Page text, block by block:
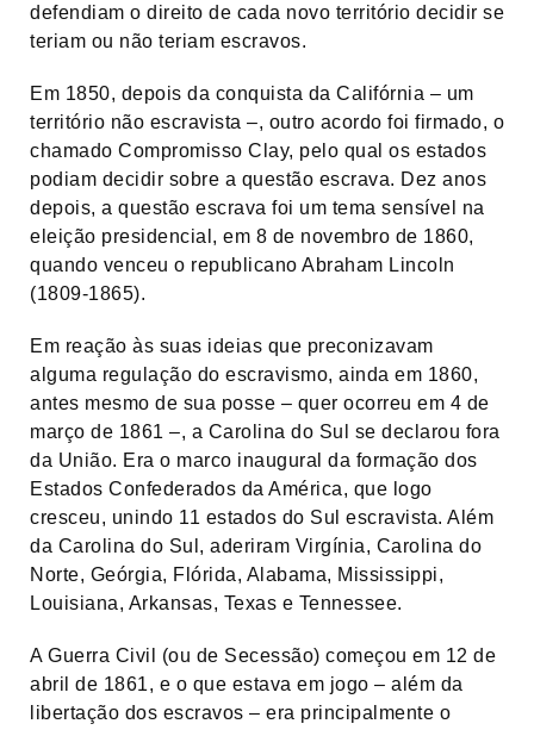
defendiam o direito de cada novo território decidir se
teriam ou não teriam escravos.
Em 1850, depois da conquista da Califórnia – um
território não escravista –, outro acordo foi firmado, o
chamado Compromisso Clay, pelo qual os estados
podiam decidir sobre a questão escrava. Dez anos
depois, a questão escrava foi um tema sensível na
eleição presidencial, em 8 de novembro de 1860,
quando venceu o republicano Abraham Lincoln
(1809-1865).
Em reação às suas ideias que preconizavam
alguma regulação do escravismo, ainda em 1860,
antes mesmo de sua posse – quer ocorreu em 4 de
março de 1861 –, a Carolina do Sul se declarou fora
da União. Era o marco inaugural da formação dos
Estados Confederados da América, que logo
cresceu, unindo 11 estados do Sul escravista. Além
da Carolina do Sul, aderiram Virgínia, Carolina do
Norte, Geórgia, Flórida, Alabama, Mississippi,
Louisiana, Arkansas, Texas e Tennessee.
A Guerra Civil (ou de Secessão) começou em 12 de
abril de 1861, e o que estava em jogo – além da
libertação dos escravos – era principalmente o